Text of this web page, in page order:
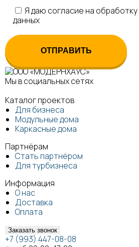
Я даю согласие на
данных
Мы в социальных сетях
Каталог проектов
Для бизнеса
Модульные дома
Каркасные дома
Партнёрам
Стать партнёром
Для турбизнеса
Информация
О нас
Доставка
Оплата
Заказать звонок
+7 (993) 447-08-08